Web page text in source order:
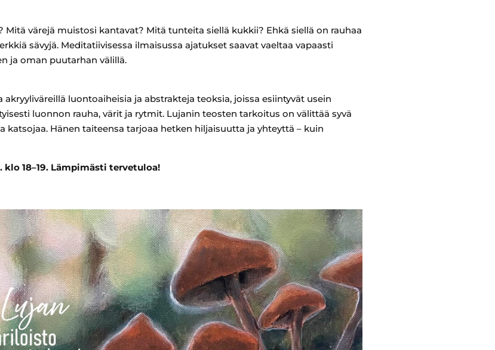
värejä muistosi kantavat? Mitä tunteita siellä kukkii? Ehkä siellä on rauhaa
sävyjä. Meditatiivisessa ilmaisussa ajatukset saavat vaeltaa vapaasti
ja oman puutarhan välillä.
luontoaiheisia ja abstrakteja teoksia, joissa esiintyvät usein
luonnon rauha, värit ja rytmit. Lujanin teosten tarkoitus on välittää syvä
katsojaa. Hänen taiteensa tarjoaa hetken hiljaisuutta ja yhteyttä – kuin
18–19. Lämpimästi tervetuloa!